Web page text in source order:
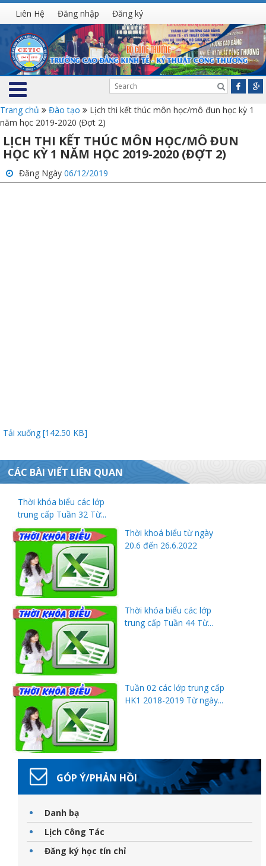
Liên Hệ Đăng nhập Đăng ký
Trang chủ Đào tạo
Lịch thi kết thúc môn học/mô đun học kỳ 1
năm học 2019-2020 (Đợt 2)
LỊCH THI KẾT THÚC MÔN HỌC/MÔ ĐUN
HỌC KỲ 1 NĂM HỌC 2019-2020 (ĐỢT 2)
Đăng Ngày 06/12/2019
Tải xuống [142.50 KB]
CÁC BÀI VIẾT LIÊN QUAN
Thời khóa biểu các lớp
trung cấp Tuần 32 Từ...
Thời khoá biểu từ ngày
20.6 đến 26.6.2022
Thời khóa biểu các lớp
trung cấp Tuần 44 Từ...
Tuần 02 các lớp trung cấp
HK1 2018-2019 Từ ngày...
GÓP Ý/PHẢN HỒI
Danh bạ
Lịch Công Tác
Đăng ký học tín chỉ